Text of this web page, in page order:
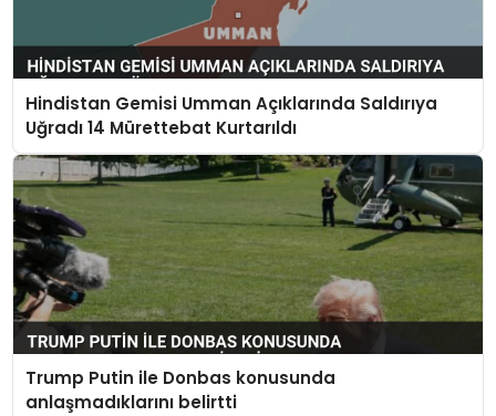
Hindistan Gemisi Umman Açıklarında Saldırıya
Uğradı 14 Mürettebat Kurtarıldı
Trump Putin ile Donbas konusunda
anlaşmadıklarını belirtti